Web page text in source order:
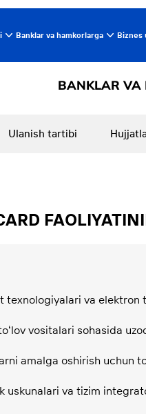
Banklar va hamkorlarga Biznes
BANKLAR VA
Ulanish tartibi
texnologiyalari va
vositalari sohasida
amalga oshirish uchun
uskunalari va tizim